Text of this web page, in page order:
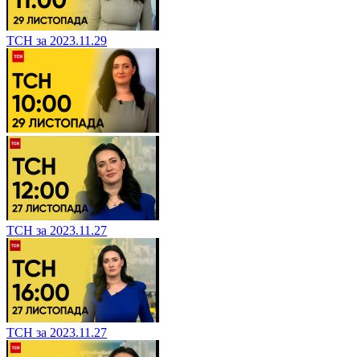
ТСН за 2023.11.29
ТСН за 2023.11.27
ТСН за 2023.11.27